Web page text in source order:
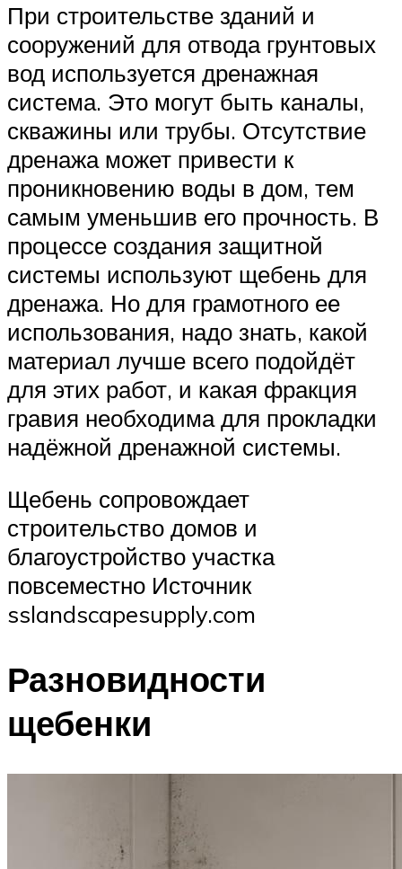
При строительстве зданий и
сооружений для отвода грунтовых
вод используется дренажная
система. Это могут быть каналы,
скважины или трубы. Отсутствие
дренажа может привести к
проникновению воды в дом, тем
самым уменьшив его прочность. В
процессе создания защитной
системы используют щебень для
дренажа. Но для грамотного ее
использования, надо знать, какой
материал лучше всего подойдёт
для этих работ, и какая фракция
гравия необходима для прокладки
надёжной дренажной системы.
Щебень сопровождает
строительство домов и
благоустройство участка
повсеместно Источник
sslandscapesupply.com
Разновидности
щебенки